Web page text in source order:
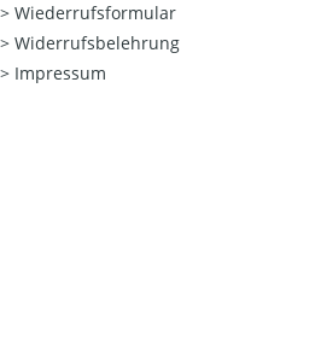
Wiederrufsformular
Widerrufsbelehrung
Impressum